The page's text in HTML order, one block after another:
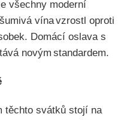
všechny moderní
vína vzrostl oproti
Domácí oslava s
novým standardem.
těchto svátků stojí na